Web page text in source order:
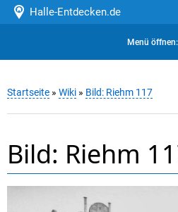
Halle-Entdecken.de
Menü öffnen:
Startseite » Wiki » Bild: Riehm 117
Bild: Riehm